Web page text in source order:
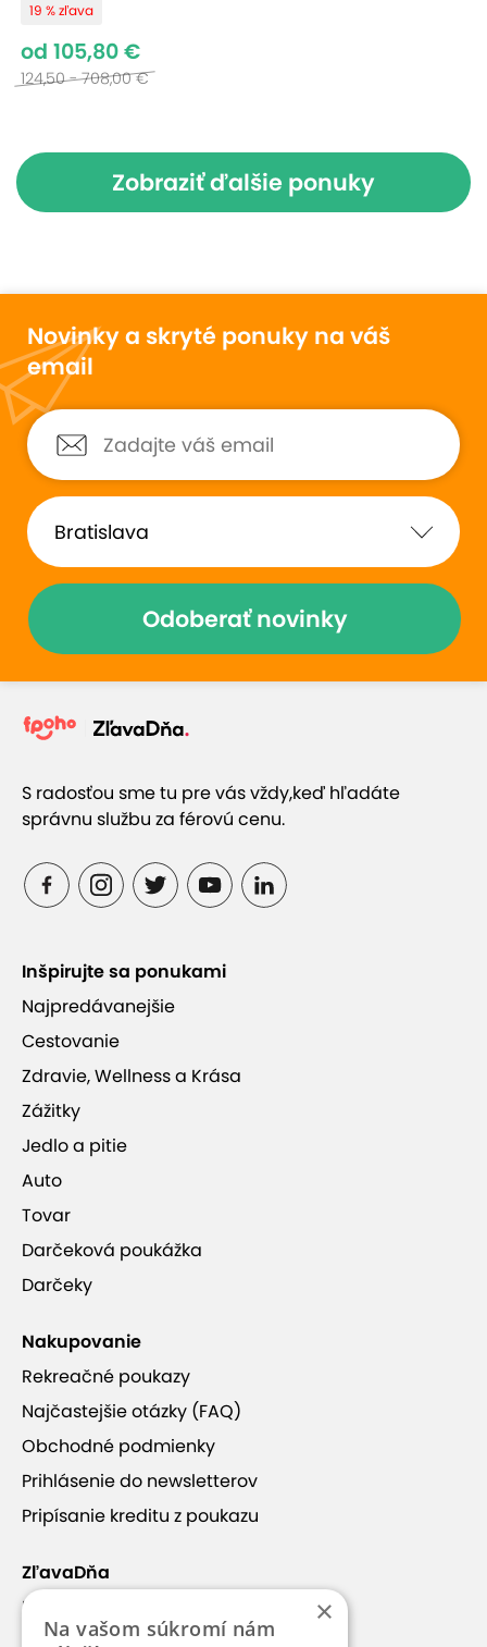
19 % zľava
od 105,80 €
124,50 - 708,00 €
Zobraziť ďalšie ponuky
Novinky a skryté ponuky na váš
email
Odoberať novinky
S radosťou sme tu pre vás vždy,keď hľadáte
správnu službu za férovú cenu.
Inšpirujte sa ponukami
Najpredávanejšie
Cestovanie
Zdravie, Wellness a Krása
Zážitky
Jedlo a pitie
Auto
Tovar
Darčeková poukážka
Darčeky
Nakupovanie
Rekreačné poukazy
Najčastejšie otázky (FAQ)
Obchodné podmienky
Prihlásenie do newsletterov
Pripísanie kreditu z poukazu
ZľavaDňa
Náš príbeh
×
Na vašom súkromí nám